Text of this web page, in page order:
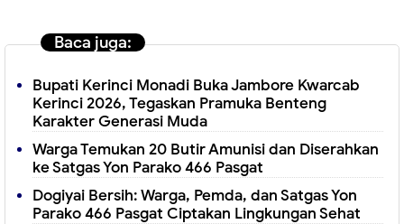
Baca juga:
Bupati Kerinci Monadi Buka Jambore Kwarcab
Kerinci 2026, Tegaskan Pramuka Benteng
Karakter Generasi Muda
Warga Temukan 20 Butir Amunisi dan Diserahkan
ke Satgas Yon Parako 466 Pasgat
Dogiyai Bersih: Warga, Pemda, dan Satgas Yon
Parako 466 Pasgat Ciptakan Lingkungan Sehat